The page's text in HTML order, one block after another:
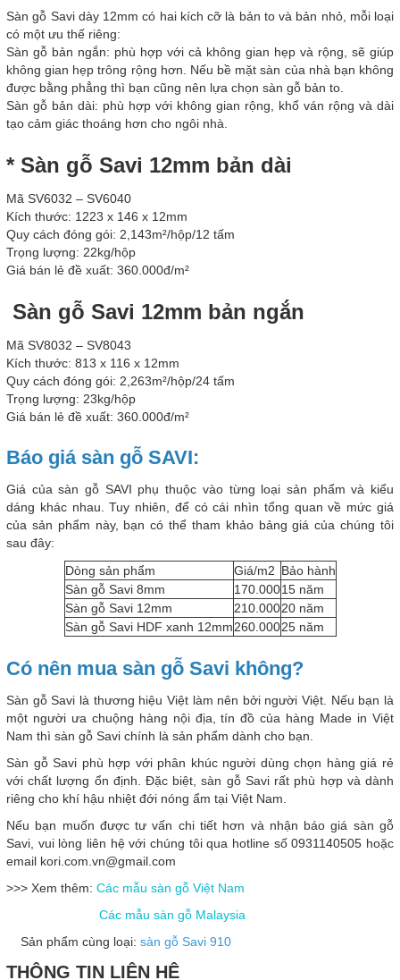
Sàn gỗ Savi dày 12mm có hai kích cỡ là bản to và bản nhỏ, mỗi loại
có một ưu thế riêng:
Sàn gỗ bản ngắn: phù hợp với cả không gian hẹp và rộng, sẽ giúp
không gian hẹp trông rộng hơn. Nếu bề mặt sàn của nhà bạn không
được bằng phẳng thì bạn cũng nên lựa chọn sàn gỗ bản to.
Sàn gỗ bản dài: phù hợp với không gian rộng, khổ ván rộng và dài
tạo cảm giác thoáng hơn cho ngôi nhà.
* Sàn gỗ Savi 12mm bản dài
Mã SV6032 – SV6040
Kích thước: 1223 x 146 x 12mm
Quy cách đóng gói: 2,143m²/hộp/12 tấm
Trọng lượng: 22kg/hộp
Giá bán lẻ đề xuất: 360.000đ/m²
Sàn gỗ Savi 12mm bản ngắn
Mã SV8032 – SV8043
Kích thước: 813 x 116 x 12mm
Quy cách đóng gói: 2,263m²/hộp/24 tấm
Trọng lượng: 23kg/hộp
Giá bán lẻ đề xuất: 360.000đ/m²
Báo giá sàn gỗ SAVI:
Giá của sàn gỗ SAVI phụ thuộc vào từng loại sản phẩm và kiểu
dáng khác nhau. Tuy nhiên, để có cái nhìn tổng quan về mức giá
của sản phẩm này, bạn có thể tham khảo bảng giá của chúng tôi
sau đây:
Dòng sản phẩm
Giá/m2 Bảo hành
Sàn gỗ Savi 8mm
170.00015 năm
Sàn gỗ Savi 12mm
210.00020 năm
Sàn gỗ Savi HDF xanh 12mm260.00025 năm
Có nên mua sàn gỗ Savi không?
Sàn gỗ Savi là thương hiệu Việt làm nên bởi người Việt. Nếu bạn là
một người ưa chuộng hàng nội địa, tín đồ của hàng Made in Việt
Nam thì sàn gỗ Savi chính là sản phẩm dành cho bạn.
Sàn gỗ Savi phù hợp với phân khúc người dùng chọn hàng giá rẻ
với chất lượng ổn định. Đặc biệt, sàn gỗ Savi rất phù hợp và dành
riêng cho khí hậu nhiệt đới nóng ẩm tại Việt Nam.
Nếu bạn muốn được tư vấn chi tiết hơn và nhận báo giá sàn gỗ
Savi, vui lòng liên hệ với chúng tôi qua hotline số 0931140505 hoặc
email kori.com.vn@gmail.com
>>> Xem thêm: Các mẫu sàn gỗ Việt Nam
Các mẫu sàn gỗ Malaysia
Sản phẩm cùng loại: sàn gỗ Savi 910
THÔNG TIN LIÊN HỆ